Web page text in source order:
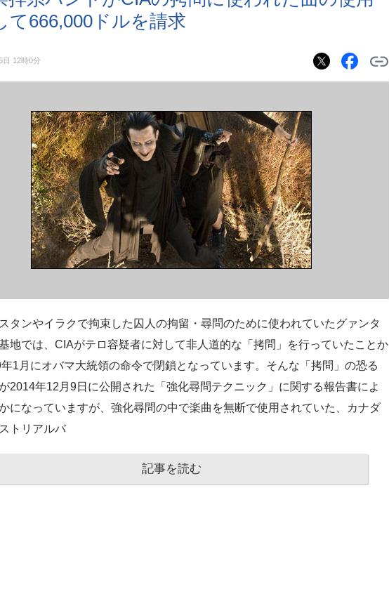
て666,000ドルを請求
日 12時0分
タンやイラクで拘束した囚人の拘留・尋問のために使われていたグァンタ
地では、CIAがテロ容疑者に対して非人道的な「拷問」を行っていたことか
1月にオバマ大統領の命令で閉鎖となっています。そんな「拷問」の恐る
2014年12月9日に公開された「強化尋問テクニック」に関する報告書によ
になっていますが、強化尋問の中で楽曲を無断で使用されていた、カナダ
トリアルバ
記事を読む